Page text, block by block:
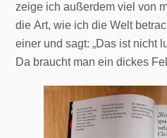
zeige ich außerdem viel von
die Art, wie ich die Welt
einer und sagt: „Das ist nicht
Da braucht man ein dickes